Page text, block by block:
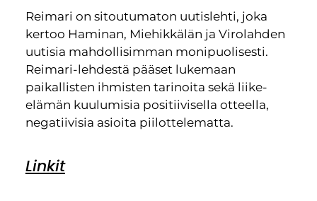
Reimari on sitoutumaton uutislehti, joka
kertoo Haminan, Miehikkälän ja Virolahden
uutisia mahdollisimman monipuolisesti.
Reimari-lehdestä pääset lukemaan
paikallisten ihmisten tarinoita sekä liike-
elämän kuulumisia positiivisella otteella,
negatiivisia asioita piilottelematta.
Linkit